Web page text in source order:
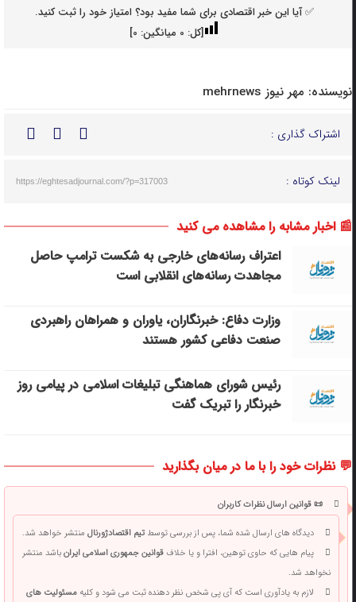
✅ آیا این خبر اقتصادی برای شما مفید بود؟ امتیاز خود را ثبت کنید.
[کل: 0میانگین: 0
]
نویسنده: مهر نیوز mehrnews
اشتراک گذاری :
لینک کوتاه : https://eghtesadjournal.com/?p=317003
📰 اخبار مشابه را مشاهده می کنید
اعتراف رسانه‌های خارجی به شکست ترامپ حاصل
مجاهدت رسانه‌های انقلابی است
وزارت دفاع: خبرنگاران، یاوران و همراهان راهبردی
صنعت دفاعی کشور هستند
رئیس شورای هماهنگی تبلیغات اسلامی در پیامی روز
خبرنگار را تبریک گفت
💬 نظرات خود را با ما در میان بگذارید
📜 قوانین ارسال نظرات کاربران
دیدگاه های ارسال شده شما، پس از بررسی توسطتیم اقتصادژورنالمنتشر خواهد شد.
پیام هایی که حاوی توهین، افترا و یا خلافقوانین جمهوری اسلامی ایرانباشد منتشر
نخواهد شد.
لازم به یادآوری است که آی پی شخص نظر دهنده ثبت می شود و کلیهمسئولیت های